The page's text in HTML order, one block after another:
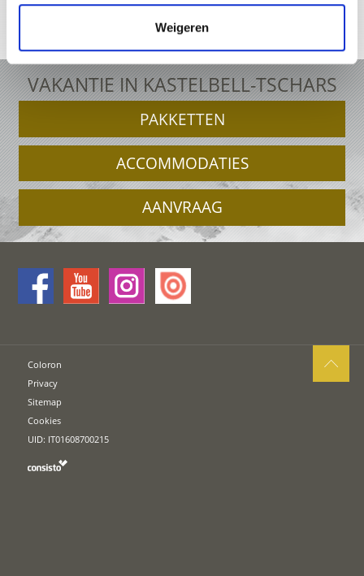
Weigeren
Online-kaart
VAKANTIE IN KASTELBELL-TSCHARS
PAKKETTEN
ACCOMMODATIES
AANVRAAG
Coloron
Privacy
Sitemap
Cookies
UID: IT01608700215